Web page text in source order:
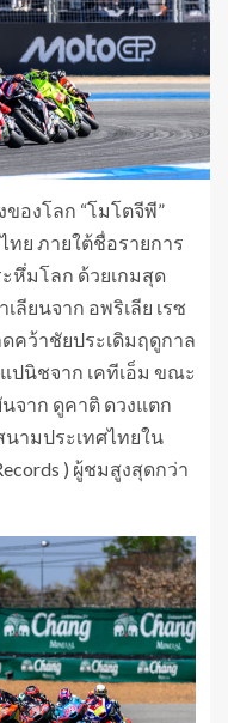
องโลก “โมโตจีพี”
ทย ภายใต้ชื่อรายการ
หึ่มโลก ด้วยเกมสุด
ลียนจาก อพริเลีย เรซ
คว้าชัยประเดิมฤดูกาล
ปนิชจาก เคทีเอ็ม ขณะ
จาก ดูคาติ ดวงแตก
นามประเทศไทยใน
) ผู้ชมสูงสุดกว่า